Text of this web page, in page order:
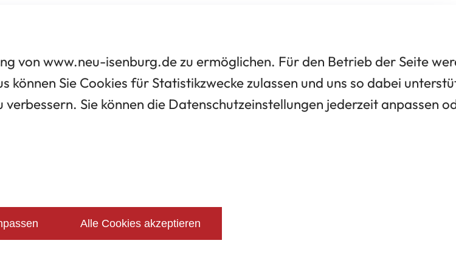
von www.neu-isenburg.de zu ermöglichen. Für den Betrieb der Seite
Sie Cookies für Statistikzwecke zulassen und uns so dabei
Sie können die Datenschutzeinstellungen jederzeit anpassen
Alle Cookies akzeptieren